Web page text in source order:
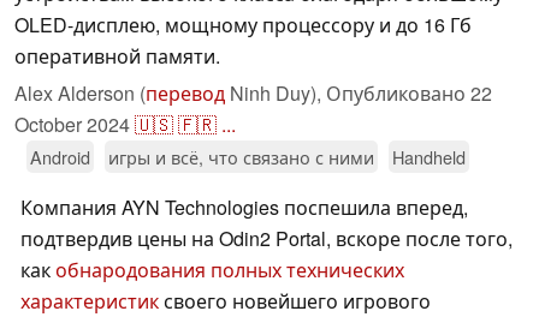
OLED-дисплею, мощному процессору и до 16 Гб
оперативной памяти.
Alex Alderson (перевод Ninh Duy), Опубликовано 22
October 2024🇺🇸🇫🇷 ...
Android игры и всё, что связано с ними Handheld
Компания AYN Technologies поспешила вперед,
подтвердив цены на Odin2 Portal, вскоре после того,
какобнародования полных технических
характеристиксвоего новейшего игрового